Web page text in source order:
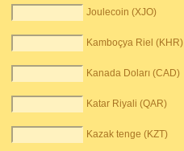
Joulecoin (XJO)
Kamboçya Riel (KHR)
Kanada Doları (CAD)
Katar Riyali (QAR)
Kazak tenge (KZT)